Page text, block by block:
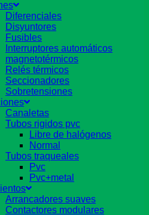
Diferenciales
Disyuntores
Fusibles
Interruptores automáticos
magnetotérmicos
Relés térmicos
Seccionadores
Sobretensiones
Canaletas
Tubos rigidos pvc
Libre de halógenos
Normal
Tubos traqueales
Pvc
Pvc+metal
Arrancadores suaves
Contactores modulares